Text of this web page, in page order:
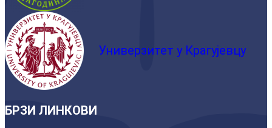
Универзитет у Крагујевцу
БРЗИ ЛИНКОВИ